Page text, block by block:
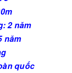
2 năm
năm
quốc